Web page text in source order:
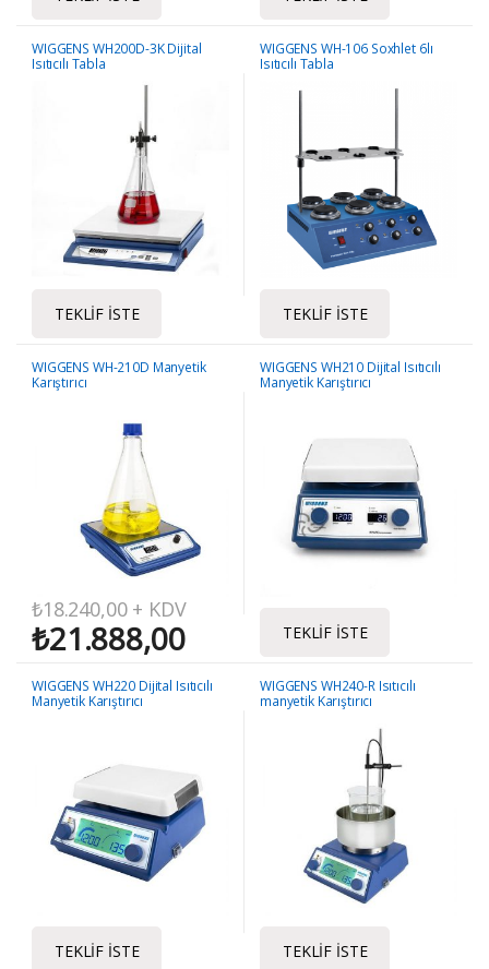
WIGGENS WH200D-3K Dijital
Isıtıcılı Tabla
TEKLIF İSTE
WIGGENS WH-106 Soxhlet 6lı
Isıtıcılı Tabla
TEKLIF İSTE
WIGGENS WH-210D Manyetik
Karıştırıcı
₺18.240,00+ KDV
₺21.888,00
WIGGENS WH210 Dijital Isıtıcılı
Manyetik Karıştırıcı
TEKLIF İSTE
WIGGENS WH220 Dijital Isıtıcılı
Manyetik Karıştırıcı
TEKLIF İSTE
WIGGENS WH240-R Isıtıcılı
manyetik Karıştırıcı
TEKLIF İSTE